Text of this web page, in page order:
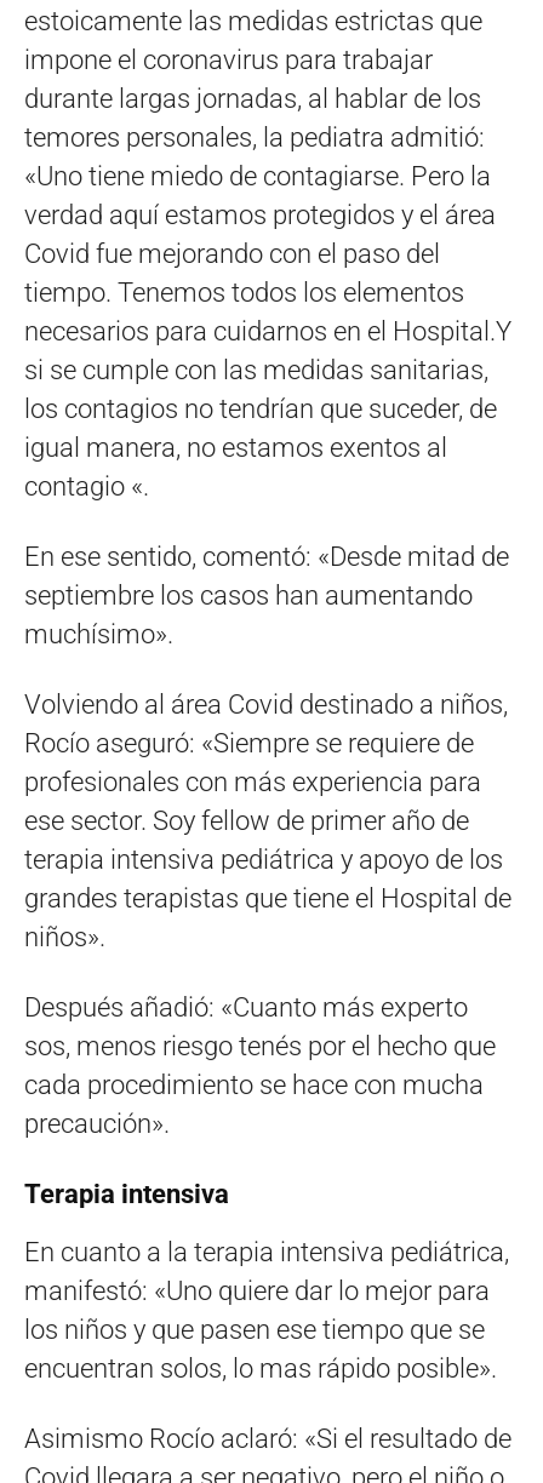
estoicamente las medidas estrictas que
impone el coronavirus para trabajar
durante largas jornadas, al hablar de los
temores personales, la pediatra admitió:
«Uno tiene miedo de contagiarse. Pero la
verdad aquí estamos protegidos y el área
Covid fue mejorando con el paso del
tiempo. Tenemos todos los elementos
necesarios para cuidarnos en el Hospital.Y
si se cumple con las medidas sanitarias,
los contagios no tendrían que suceder, de
igual manera, no estamos exentos al
contagio «.
En ese sentido, comentó: «Desde mitad de
septiembre los casos han aumentando
muchísimo».
Volviendo al área Covid destinado a niños,
Rocío aseguró: «Siempre se requiere de
profesionales con más experiencia para
ese sector. Soy fellow de primer año de
terapia intensiva pediátrica y apoyo de los
grandes terapistas que tiene el Hospital de
niños».
Después añadió: «Cuanto más experto
sos, menos riesgo tenés por el hecho que
cada procedimiento se hace con mucha
precaución».
Terapia intensiva
En cuanto a la terapia intensiva pediátrica,
manifestó: «Uno quiere dar lo mejor para
los niños y que pasen ese tiempo que se
encuentran solos, lo mas rápido posible».
Asimismo Rocío aclaró: «Si el resultado de